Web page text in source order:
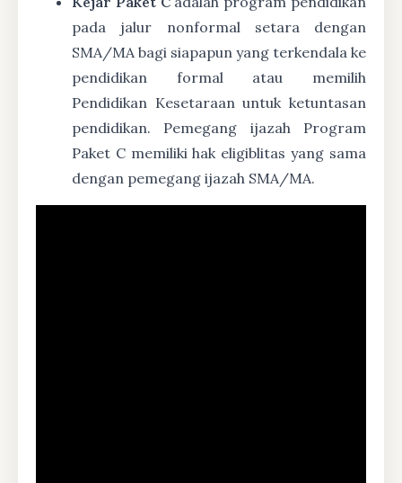
pada jalur nonformal setara dengan
SMA/MA bagi siapapun yang terkendala ke
pendidikan formal atau memilih
Pendidikan Kesetaraan untuk ketuntasan
pendidikan. Pemegang ijazah Program
Paket C memiliki hak eligiblitas yang sama
dengan pemegang ijazah SMA/MA.